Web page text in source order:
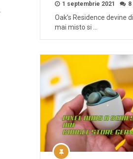
1 septembrie 2021 8
Oak’s Residence devine
mai misto si …